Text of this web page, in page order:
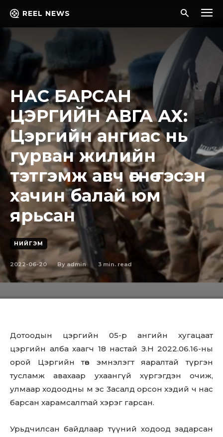
REEL NEWS
НАС БАРСАН
ЦЭРГИЙН АВГА АХ:
Цэргийн ангиас нь
гурван жилийн
тэтгэмж авч өгнө гэсэн
хачин балай юм
ярьсан
НИЙГЭМ
2022-06-20 By admin 3 min. read
Дотоодын цэргийн 05-р ангийн хугацаат
цэргийн алба хаагч 18 настай З.Н 2022.06.16-ны
орой Цэргийн төв эмнэлэгт яаралтай түргэн
тусламж авахаар ухаангүй хүргэгдэн очиж,
улмаар xoдooдны м эс 3acaлд орсон хэдий ч нас
барсан xapaмcaлmaй хэрэг гарсан.
Урьдчилсан байдлаар түүний ходоод задарсан